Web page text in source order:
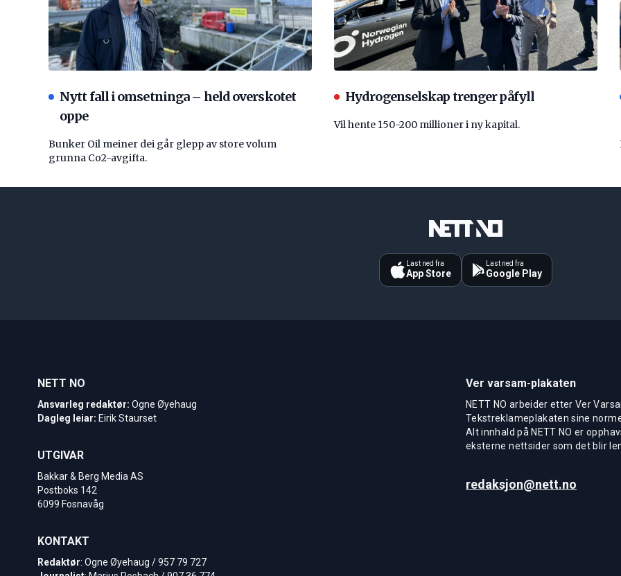
Nytt fall i omsetninga – held overskotet
oppe
Bunker Oil meiner dei går glepp av store volum
grunna Co2-avgifta.
Hydrogenselskap trenger påfyll
Vil hente 150-200 millioner i ny kapital.
Last ned fra
App Store
Last ned fra
Google Play
NETT NO
Ansvarleg redaktør: Ogne Øyehaug
Dagleg leiar: Eirik Staurset
UTGIVAR
Bakkar & Berg Media AS
Postboks 142
6099 Fosnavåg
KONTAKT
Redaktør: Ogne Øyehaug / 957 79 727
Ver varsam-plakaten
NETT NO arbeider etter Ver
Tekstreklameplakaten sine
Alt innhald på NETT NO er
eksterne nettsider som det blir
redaksjon@nett.no